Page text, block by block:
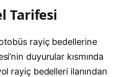
Tarifesi
rayiç bedellerine
duyurular kısmında
rayiç bedelleri ilanından